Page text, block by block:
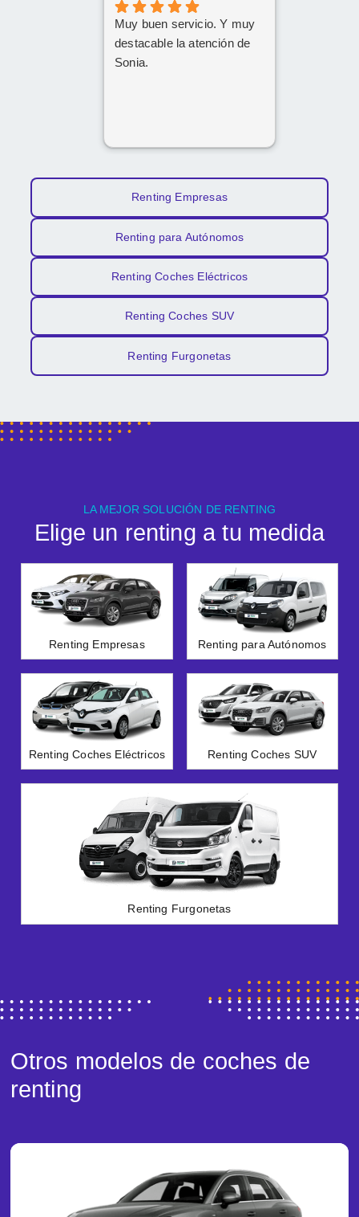
Muy buen servicio. Y muy
destacable la atención de
Sonia.
Renting Empresas
Renting para Autónomos
Renting Coches Eléctricos
Renting Coches SUV
Renting Furgonetas
LA MEJOR SOLUCIÓN DE RENTING
Elige un renting a tu medida
Renting Empresas Renting para Autónomos
Renting Coches Eléctricos Renting Coches SUV
Renting Furgonetas
Otros modelos de coches de
renting